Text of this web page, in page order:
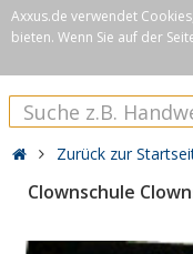
Axxus.de verwendet
bieten. Wenn Sie auf der
Zurück zur
Clownschule